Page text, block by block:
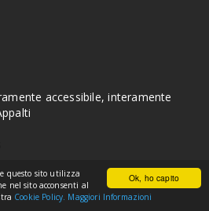
Ok, ho capito
questo sito utilizza
nel sito acconsenti al
Cookie Policy. Maggiori Informazioni
accessibile, interamente